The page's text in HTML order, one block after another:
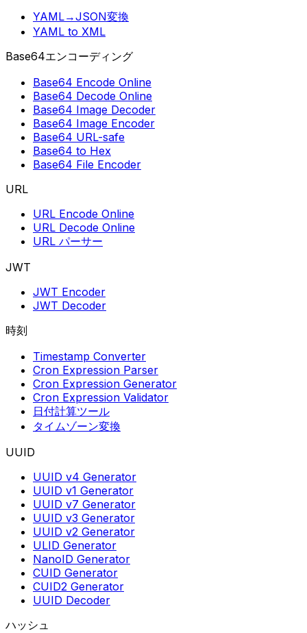
YAML→JSON変換
YAML to XML
Base64エンコーディング
Base64 Encode Online
Base64 Decode Online
Base64 Image Decoder
Base64 Image Encoder
Base64 URL-safe
Base64 to Hex
Base64 File Encoder
URL
URL Encode Online
URL Decode Online
URL パーサー
JWT
JWT Encoder
JWT Decoder
時刻
Timestamp Converter
Cron Expression Parser
Cron Expression Generator
Cron Expression Validator
日付計算ツール
タイムゾーン変換
UUID
UUID v4 Generator
UUID v1 Generator
UUID v7 Generator
UUID v3 Generator
UUID v2 Generator
ULID Generator
NanoID Generator
CUID Generator
CUID2 Generator
UUID Decoder
ハッシュ